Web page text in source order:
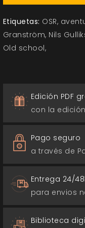
Etiquetas: OSR
Granström Nils
Old school
Edición PDF
con la
Pago seguro
a través de
Entrega 24/
para envios
Biblioteca